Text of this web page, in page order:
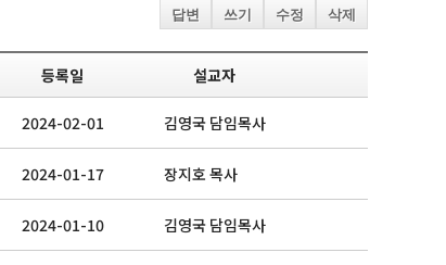
답변 쓰기 수정 삭제
등록일 설교자
2024-02-01 김영국 담임목사
2024-01-17 장지호 목사
2024-01-10 김영국 담임목사